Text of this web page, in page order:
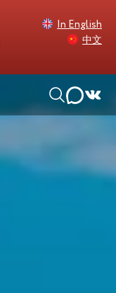
In English
中文